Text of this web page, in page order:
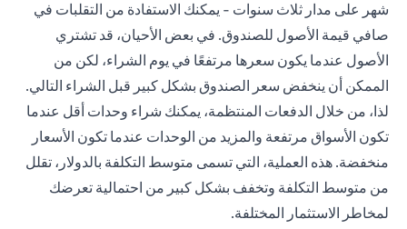
شهر على مدار ثلاث سنوات - يمكنك الاستفادة من التقلبات في
صافي قيمة الأصول للصندوق. في بعض الأحيان، قد تشتري
الأصول عندما يكون سعرها مرتفعًا في يوم الشراء، لكن من
الممكن أن ينخفض سعر الصندوق بشكل كبير قبل الشراء التالي.
لذا، من خلال الدفعات المنتظمة، يمكنك شراء وحدات أقل عندما
تكون الأسواق مرتفعة والمزيد من الوحدات عندما تكون الأسعار
منخفضة. هذه العملية، التي تسمى متوسط التكلفة بالدولار، تقلل
من متوسط التكلفة وتخفف بشكل كبير من احتمالية تعرضك
لمخاطر الاستثمار المختلفة.